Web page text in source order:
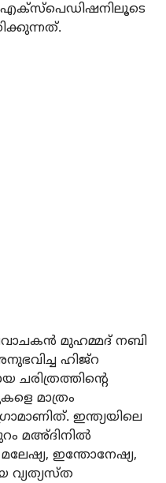
എക്‌സ്‌പെഡിഷനിലൂടെ
മുഹമ്മദ് നബി
ഹിജ്‌റ
ചരിത്രത്തിന്റെ
മാത്രം
ഇന്ത്യയിലെ
മഅ്ദിനില്‍
ഇന്തോനേഷ്യ,
വ്യത്യസ്ത